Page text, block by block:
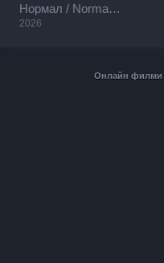
Нормал / Normal (2026)
2026
Онлайн филми